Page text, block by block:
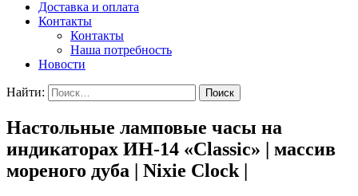
Доставка и оплата
Контакты
Контакты
Наша потребность
Новости
Найти:
Настольные ламповые часы на
индикаторах ИН-14 «Classic» | массив
мореного дуба | Nixie Clock |